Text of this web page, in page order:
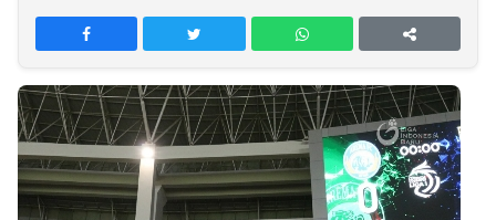
Network
PT
TREETAN
MULTIMEDIA
INDONESIA
Partner